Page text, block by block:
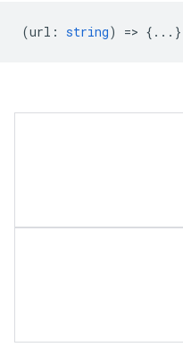
(url : string) => {...}